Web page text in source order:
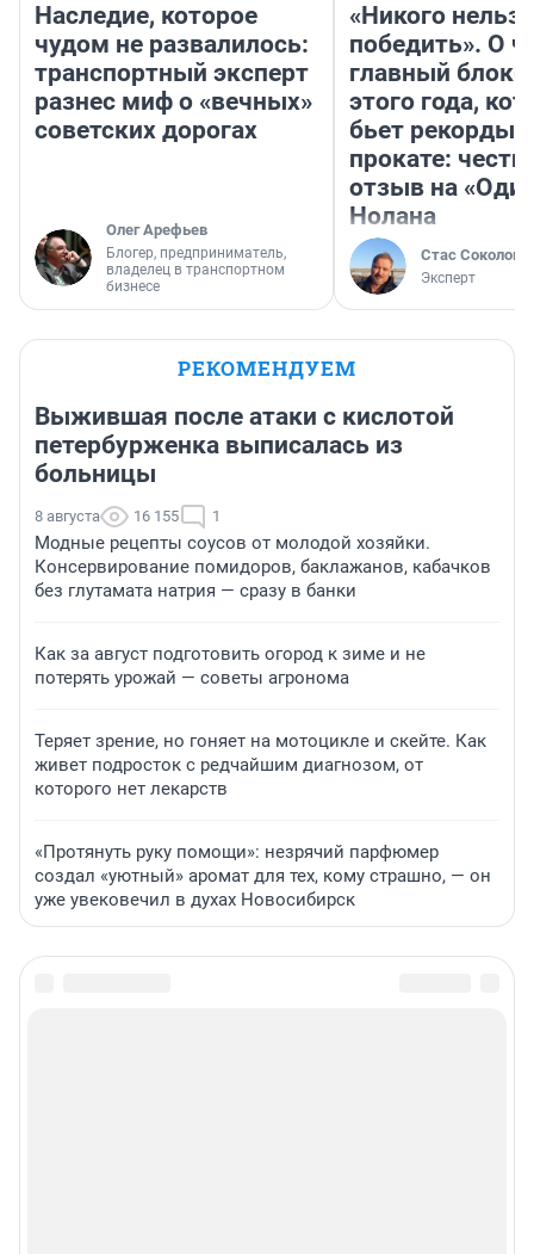
Наследие, которое
чудом не развалилось:
транспортный эксперт
разнес миф о «вечных»
советских дорогах
Олег Арефьев
Блогер, предприниматель,
владелец в транспортном
бизнесе
«Никого нельзя
победить». О
главный
этого года,
бьет рекорды в
прокате:
отзыв на
Нолана
Стас Соколов
Эксперт
РЕКОМЕНДУЕМ
Выжившая после атаки с кислотой
петербурженка выписалась из
больницы
8 августа 16 155 1
Модные рецепты соусов от молодой хозяйки.
Консервирование помидоров, баклажанов, кабачков
без глутамата натрия — сразу в банки
Как за август подготовить огород к зиме и не
потерять урожай — советы агронома
Теряет зрение, но гоняет на мотоцикле и скейте. Как
живет подросток с редчайшим диагнозом, от
которого нет лекарств
«Протянуть руку помощи»: незрячий парфюмер
создал «уютный» аромат для тех, кому страшно, — он
уже увековечил в духах Новосибирск